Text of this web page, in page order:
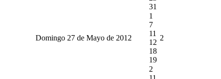
31
Domingo 27 de Mayo de 2012
1
7
11
12
18
19
2
2